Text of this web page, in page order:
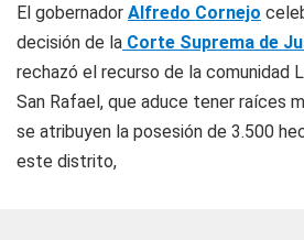
El gobernador Alfredo Cornejo
decisión de la Corte Suprema de
rechazó el recurso de la comunidad
San Rafael, que aduce tener raíces
se atribuyen la posesión de 3.500
este distrito,